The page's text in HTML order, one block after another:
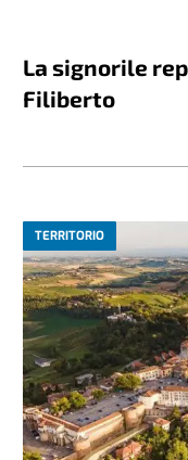
La signorile
Filiberto
TERRITORIO